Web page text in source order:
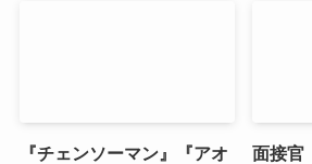
『チェンソーマン』『アオ
面接官